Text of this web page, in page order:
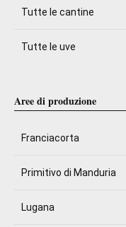
Tutte le cantine
Tutte le uve
Aree di produzione
Franciacorta
Primitivo di Manduria
Lugana